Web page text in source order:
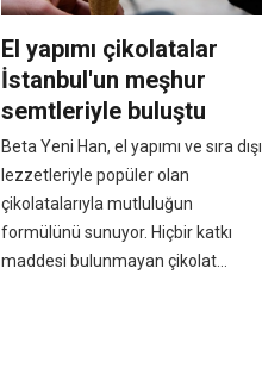
El yapımı çikolatalar
İstanbul'un meşhur
semtleriyle buluştu
Beta Yeni Han, el yapımı ve sıra dışı
lezzetleriyle popüler olan
çikolatalarıyla mutluluğun
formülünü sunuyor. Hiçbir katkı
maddesi bulunmayan çikolat...